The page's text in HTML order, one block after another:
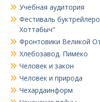
Учебная аудитория
Фестиваль
Хоттабыч"
Фронтовики Великой
Хлебозавод. Пимеко
Человек и закон
Человек и природа
Чехардаинформ